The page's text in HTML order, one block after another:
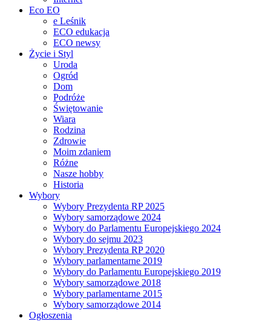
Eco EO
e Leśnik
ECO edukacja
ECO newsy
Życie i Styl
Uroda
Ogród
Dom
Podróże
Świętowanie
Wiara
Rodzina
Zdrowie
Moim zdaniem
Różne
Nasze hobby
Historia
Wybory
Wybory Prezydenta RP 2025
Wybory samorządowe 2024
Wybory do Parlamentu Europejskiego 2024
Wybory do sejmu 2023
Wybory Prezydenta RP 2020
Wybory parlamentarne 2019
Wybory do Parlamentu Europejskiego 2019
Wybory samorządowe 2018
Wybory parlamentarne 2015
Wybory samorządowe 2014
Ogłoszenia